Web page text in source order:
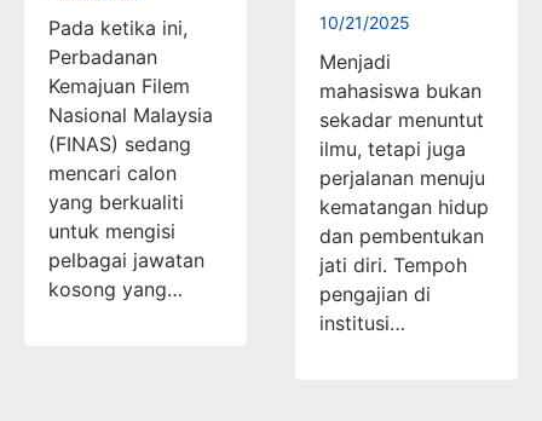
Pada ketika ini,
Perbadanan
Kemajuan Filem
Nasional Malaysia
(FINAS) sedang
mencari calon
yang berkualiti
untuk mengisi
pelbagai jawatan
kosong yang…
10/21/2025
Menjadi
mahasiswa bukan
sekadar menuntut
ilmu, tetapi juga
perjalanan menuju
kematangan hidup
dan pembentukan
jati diri. Tempoh
pengajian di
institusi…